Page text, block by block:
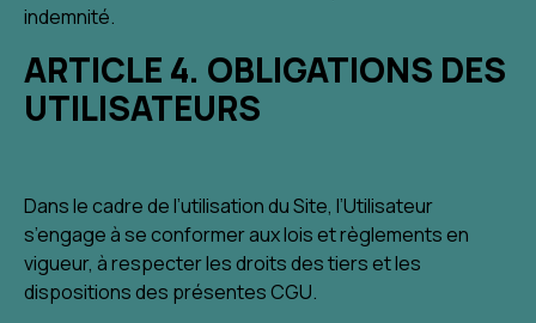
indemnité.
ARTICLE 4. OBLIGATIONS DES
UTILISATEURS
Dans le cadre de l’utilisation du Site, l’Utilisateur
s’engage à se conformer aux lois et règlements en
vigueur, à respecter les droits des tiers et les
dispositions des présentes CGU.